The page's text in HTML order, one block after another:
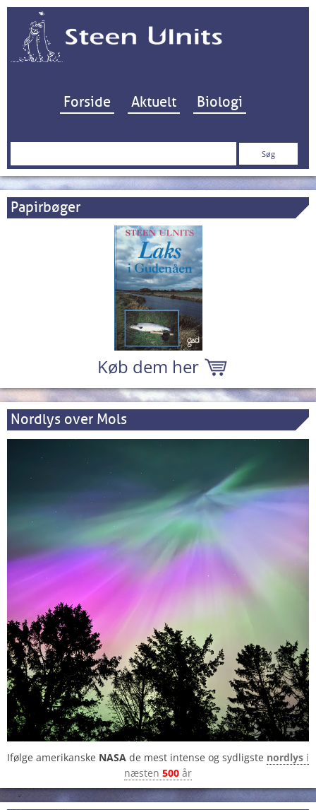
Hop til indhold
Forside Aktuelt Biologi
Søg
Papirbøger
Køb dem her
Nordlys over Mols
Ifølge amerikanske NASA de mest intense og sydligste nordlys i
næsten 500 år